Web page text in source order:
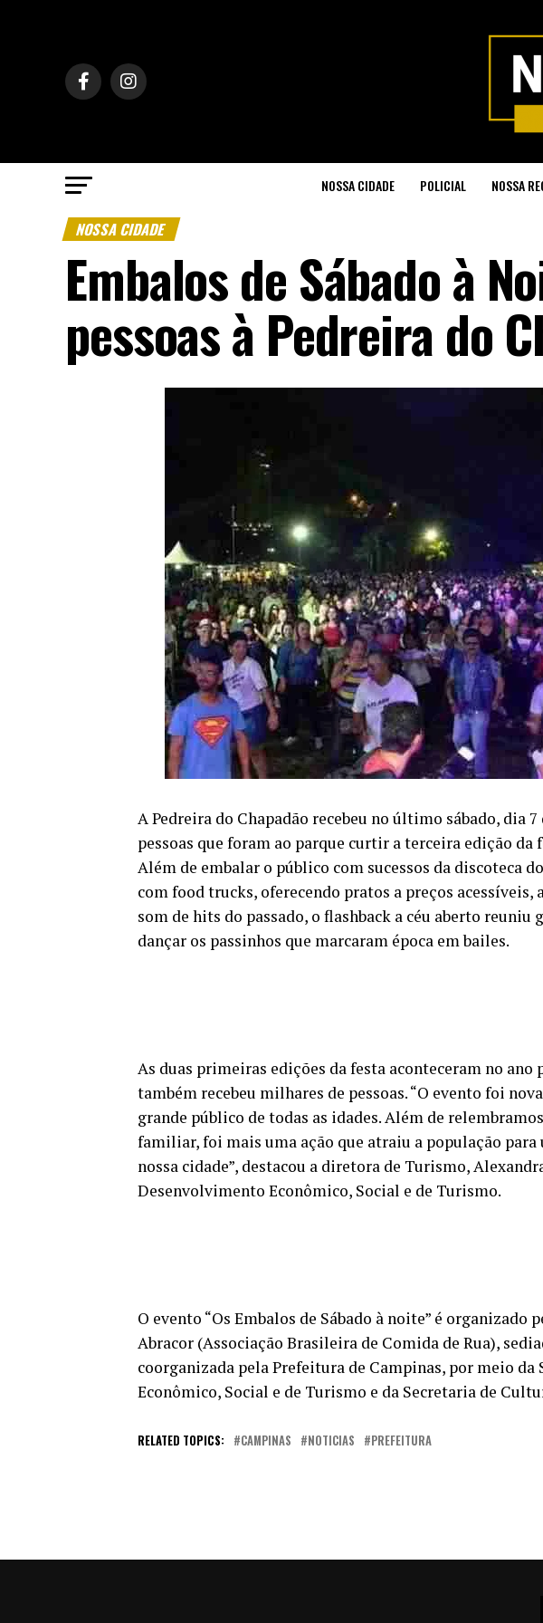
NOSSA CIDADE POLICIAL NOSSA
NOSSA CIDADE
Embalos de Sábado à
pessoas à Pedreira do
A Pedreira do Chapadão recebeu no último sábado, dia
pessoas que foram ao parque curtir a terceira edição da
Além de embalar o público com sucessos da discoteca
com food trucks, oferecendo pratos a preços acessíveis,
som de hits do passado, o flashback a céu aberto reuniu
dançar os passinhos que marcaram época em bailes.
As duas primeiras edições da festa aconteceram no ano
também recebeu milhares de pessoas. “O evento foi
grande público de todas as idades. Além de
familiar, foi mais uma ação que atraiu a população
nossa cidade”, destacou a diretora de Turismo,
Desenvolvimento Econômico, Social e de Turismo.
O evento “Os Embalos de Sábado à noite” é organizado
Abracor (Associação Brasileira de Comida de Rua),
coorganizada pela Prefeitura de Campinas, por meio
Econômico, Social e de Turismo e da Secretaria de
RELATED TOPICS: CAMPINAS NOTICIAS PREFEITURA